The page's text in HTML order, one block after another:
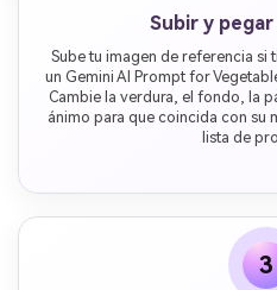
Subir y
Sube tu imagen de referencia si
un Gemini AI Prompt for
Cambie la verdura, el fondo, la
ánimo para que coincida con su
lista de
3